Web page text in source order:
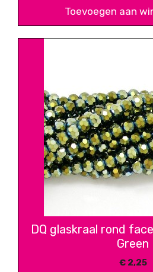
Toevoegen aan
DQ glaskraal rond
Green
€2,25